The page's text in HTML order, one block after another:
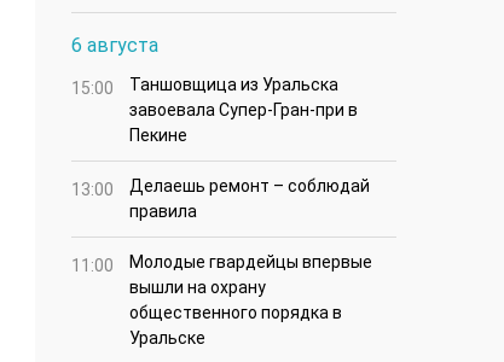
6 августа
15:00
Таншовщица из Уральска
завоевала Супер-Гран-при в
Пекине
13:00
Делаешь ремонт – соблюдай
правила
11:00
Молодые гвардейцы впервые
вышли на охрану
общественного порядка в
Уральске